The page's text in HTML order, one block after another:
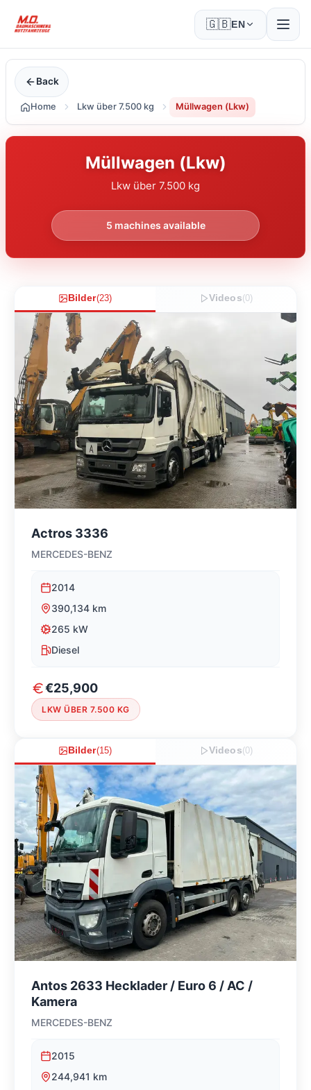
🇬🇧EN
Back
Home Lkw über 7.500 kg Müllwagen (Lkw)
Müllwagen (Lkw)
Lkw über 7.500 kg
5 machines available
Bilder(23) Videos(0)
Actros 3336
MERCEDES-BENZ
2014
390,134 km
265 kW
Diesel
€25,900
LKW ÜBER 7.500 KG
Bilder(15) Videos(0)
Antos 2633 Hecklader / Euro 6 / AC /
Kamera
MERCEDES-BENZ
2015
244,941 km